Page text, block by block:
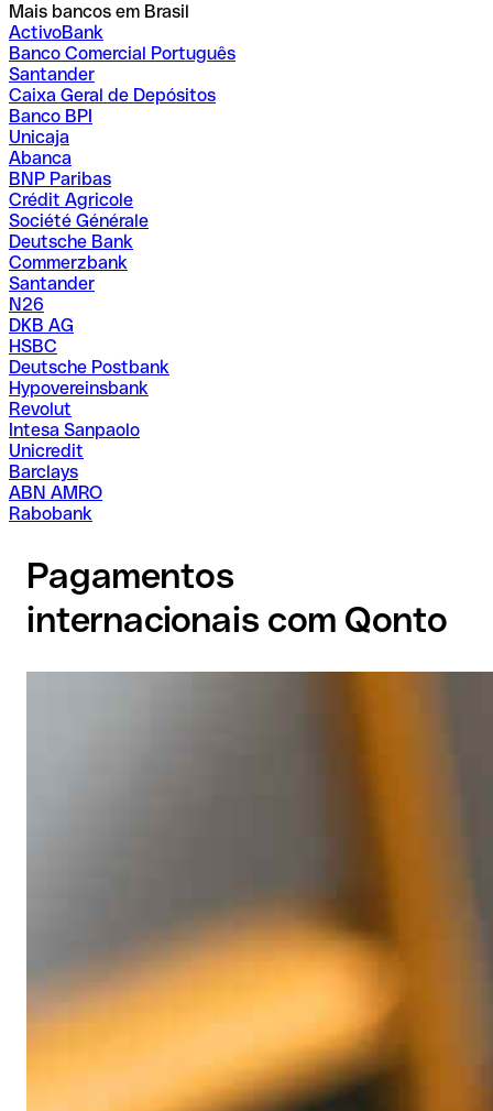
Mais bancos em Brasil
ActivoBank
Banco Comercial Português
Santander
Caixa Geral de Depósitos
Banco BPI
Unicaja
Abanca
BNP Paribas
Crédit Agricole
Société Générale
Deutsche Bank
Commerzbank
Santander
N26
DKB AG
HSBC
Deutsche Postbank
Hypovereinsbank
Revolut
Intesa Sanpaolo
Unicredit
Barclays
ABN AMRO
Rabobank
Pagamentos
internacionais com Qonto